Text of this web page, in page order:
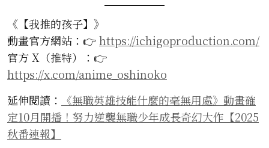
《【我推的孩子】》
動畫官方網站：👉https://ichigoproduction.com/
官方 X（推特）：👉
https://x.com/anime_oshinoko
延伸閱讀：
《無職英雄技能什麼的毫無用處》動畫確
定10月開播！努力逆襲無職少年成長奇幻大作【2025
秋番速報】